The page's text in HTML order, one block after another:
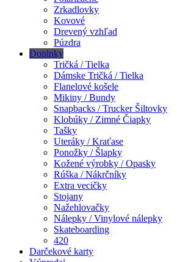
Zrkadlovky
Kovové
Drevený vzhľad
Púzdra
Doplnky
Tričká / Tielka
Dámske Tričká / Tielka
Flanelové košele
Mikiny / Bundy
Snapbacks / Trucker Šiltovky
Klobúky / Zimné Čiapky
Tašky
Uteráky / Kraťase
Ponožky / Šlapky
Kožené výrobky / Opasky
Rúška / Nákrčníky
Extra vecičky
Stojany
Nažehlovačky
Nálepky / Vinylové nálepky
Skateboarding
420
Darčekové karty